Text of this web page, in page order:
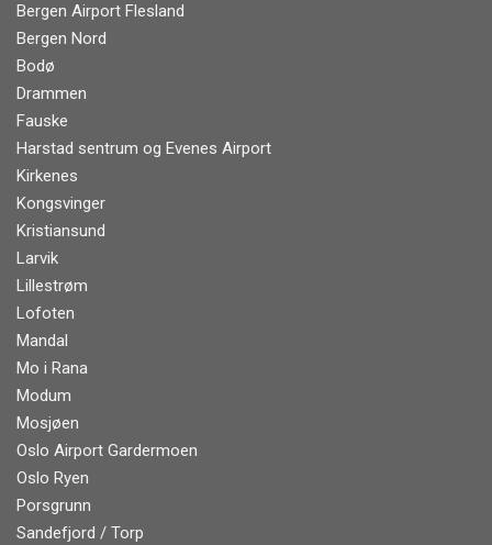
Bergen Airport Flesland
Bergen Nord
Bodø
Drammen
Fauske
Harstad sentrum og Evenes Airport
Kirkenes
Kongsvinger
Kristiansund
Larvik
Lillestrøm
Lofoten
Mandal
Mo i Rana
Modum
Mosjøen
Oslo Airport Gardermoen
Oslo Ryen
Porsgrunn
Sandefjord / Torp